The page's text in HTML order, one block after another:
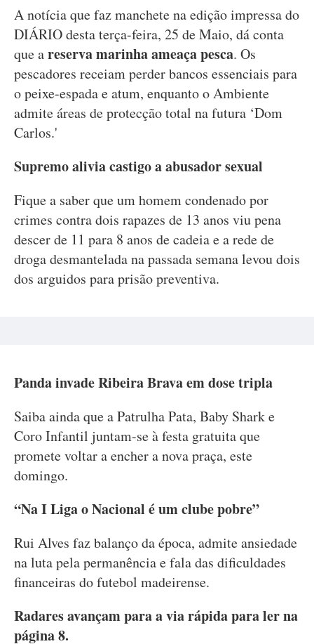
A notícia que faz manchete na edição impressa do
DIÁRIO desta terça-feira, 25 de Maio, dá conta
que areserva marinha ameaça pesca. Os
pescadores receiam perder bancos essenciais para
o peixe-espada e atum, enquanto o Ambiente
admite áreas de protecção total na futura ‘Dom
Carlos.'
Supremo alivia castigo a abusador sexual
Fique a saber que um homem condenado por
crimes contra dois rapazes de 13 anos viu pena
descer de 11 para 8 anos de cadeia e a rede de
droga desmantelada na passada semana levou dois
dos arguidos para prisão preventiva.
Panda invade Ribeira Brava em dose tripla
Saiba ainda que a Patrulha Pata, Baby Shark e
Coro Infantil juntam-se à festa gratuita que
promete voltar a encher a nova praça, este
domingo.
“Na I Liga o Nacional é um clube pobre”
Rui Alves faz balanço da época, admite ansiedade
na luta pela permanência e fala das dificuldades
financeiras do futebol madeirense.
Radares avançam para a via rápida para ler na
página 8.